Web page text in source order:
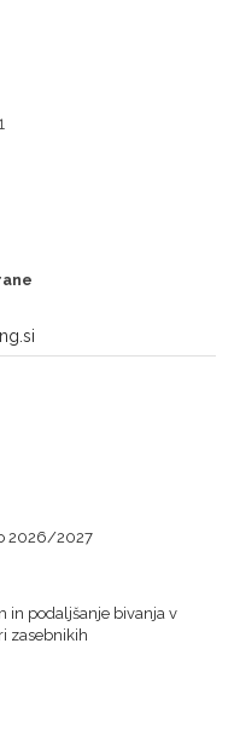
2026/2027
in podaljšanje bivanja v
zasebnikih